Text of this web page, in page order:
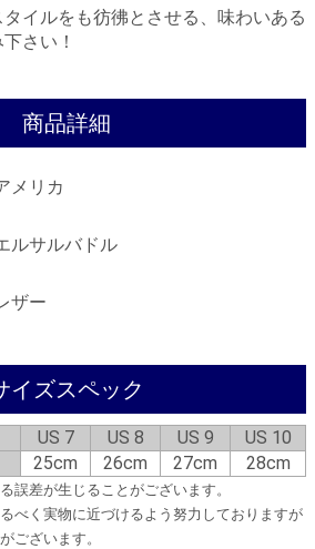
イルをも彷彿とさせる、味わいある
さい！
商品詳細
メリカ
ルサルバドル
ザー
イズスペック
US 7 US 8 US 9
US 10
25cm 26cm 27cm 28cm
誤差が生じることがございます。
べく実物に近づけるよう努力しておりますが
ございます。